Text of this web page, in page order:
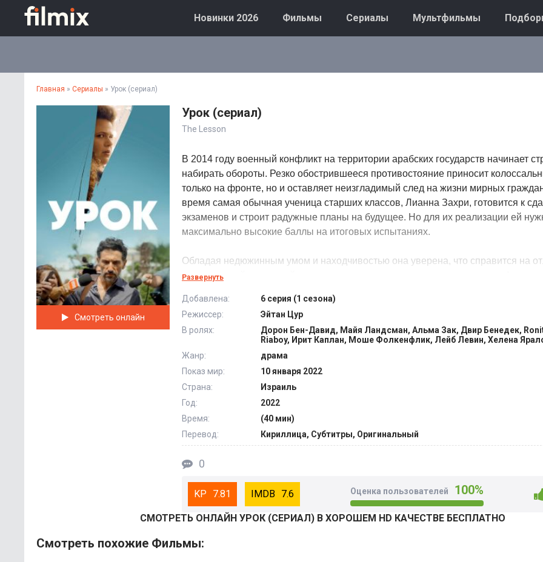
Новинки 2026 Фильмы Сериалы Мультфильмы
Главная » Сериалы » Урок (сериал)
Смотреть онлайн
Урок (сериал)
The Lesson
В 2014 году военный конфликт на территории арабских государств начинает
набирать обороты. Резко обострившееся противостояние приносит
только на фронте, но и оставляет неизгладимый след на жизни мирных
время самая обычная ученица старших классов, Лианна Захри, готовится к
экзаменов и строит радужные планы на будущее. Но для их реализации ей
максимально высокие баллы на итоговых испытаниях.
Обладая недюжинным умом и находчивостью она уверена, что справится на
единственной преградой являются разногласия с учителем истории — Амиром
осуждении действий армии Израиля в борьбе против арабских солдат. Ее
огромную волну общественного недовольства. Но ее одноклассники, понимая,
лишь клевета, встают на сторону учителя и пытаются любой ценой
имя. Так начинается долгое противостояние между политиками и активистами
подростками, борющимися за справедливость. @Filmix.fan
Развернуть
Добавлена:
6 серия (1 сезона)
Режиссер:
Эйтан Цур
В ролях:
Дорон Бен-Давид, Майя Ландсман, Альма Зак, Двир Бенедек,
Riaboy, Ирит Каплан, Моше Фолкенфлик, Лейб Левин, Хелена
Жанр:
драма
Показ мир:
10 января 2022
Страна:
Израиль
Год:
2022
Время:
(40 мин)
Перевод:
Кириллица, Субтитры, Оригинальный
0
7.81 7.6 Оценка пользователей 100%
СМОТРEТЬ ОНЛАЙН УРОК (СЕРИАЛ) В ХОРОШЕМ HD КАЧЕСТВЕ БЕСПЛАТНО
Смотреть похожие Фильмы: